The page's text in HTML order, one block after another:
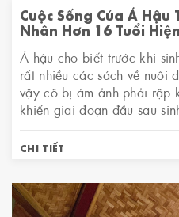
Cuộc Sống Của Á Hậu
Nhân Hơn 16 Tuổi
Á hậu cho biết trước khi
rất nhiều các sách về nuôi
vậy cô bị ám ảnh phải rập
khiến giai đoạn đầu sau
CHI TIẾT